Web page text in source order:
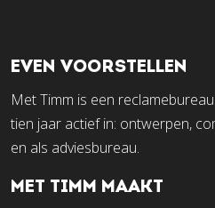
EVEN VOORSTELLEN
Met Timm is een
tien jaar actief in: ontwerpen,
en als adviesbureau.
MET TIMM MAAKT